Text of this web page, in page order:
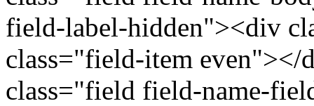
field-label-hidden"><div
class="field-item
class="field field-name-